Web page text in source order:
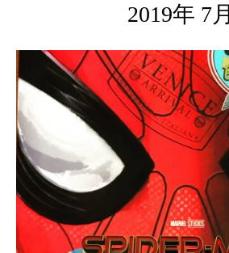
2019年 7月